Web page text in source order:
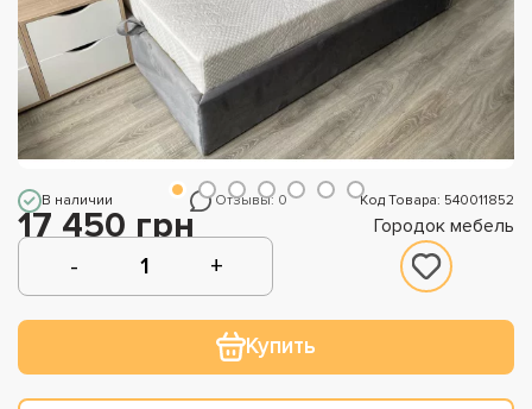
В наличии Отзывы: 0 Код Товара: 540011852
17 450 грн Городок мебель
Купить